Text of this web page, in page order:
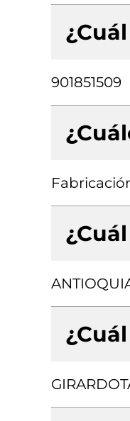
901851509